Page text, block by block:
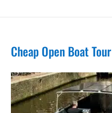
Cheap Open Boat